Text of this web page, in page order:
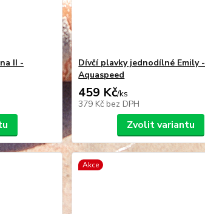
II -
Dívčí plavky jednodílné Emily -
Aquaspeed
459 Kč/ks
379 Kč bez DPH
Zvolit variantu
Akce